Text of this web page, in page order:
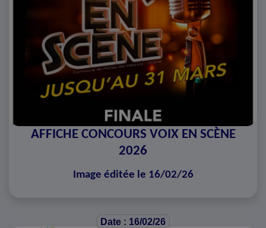
AFFICHE CONCOURS VOIX EN SCÈNE
2026
Image éditée le 16/02/26
Date : 16/02/26